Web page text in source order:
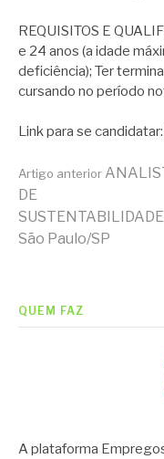
REQUISITOS E
e 24 anos (a idade
deficiência); Ter
cursando no período
Link para se candidatar:
lendo
Artigo anterior
DE
São Paulo/SP
QUEM FAZ
A plataforma